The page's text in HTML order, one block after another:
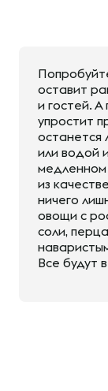
оставит
и гостей.
упростит
останется
или водой
медленном
из
ничего
овощи с
соли,
Все будут